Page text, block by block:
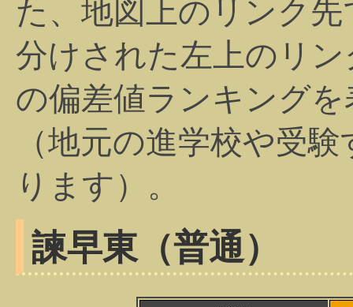
た、地図上のリンク
分けされた左上のリ
の偏差値ランキング
（地元の進学校や受
ります）。
諫早東（普通）